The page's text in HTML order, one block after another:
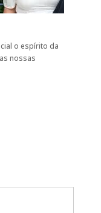
o espírito da
nossas